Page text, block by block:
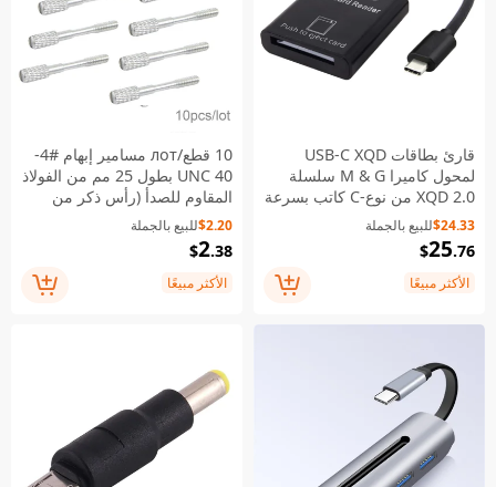
قارئ بطاقات USB-C XQD
لمحول كاميرا M & G سلسلة
XQD 2.0 من نوع-C كاتب بسرعة
500 ميجابايت/ثانية
$24.33للبيع بالجملة
$25.76
الأكثر مبيعًا
10 قطع/лот مسامير إبهام #4-
40 UNC بطول 25 مم من الفولاذ
المقاوم للصدأ (رأس ذكر من
النوع C) لكابل الكمبيوتر
$2.20للبيع بالجملة
$2.38
الأكثر مبيعًا